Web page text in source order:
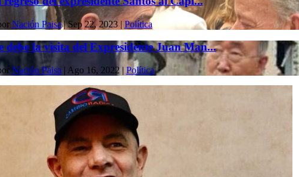
Nación Paisa|Sep 22, 2023| Política
debe la visita del Expresidente Juan Man...
Nación Paisa | Ago 16, 2022| Política